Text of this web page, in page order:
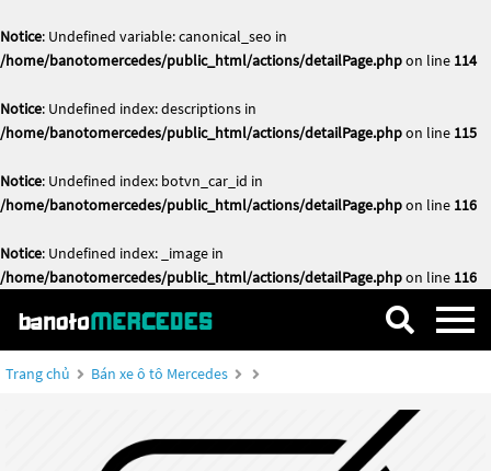
Notice: Undefined variable: canonical_seo in
/home/banotomercedes/public_html/actions/detailPage.phpon line 114
Notice: Undefined index: descriptions in
/home/banotomercedes/public_html/actions/detailPage.phpon line 115
Notice: Undefined index: botvn_car_id in
/home/banotomercedes/public_html/actions/detailPage.phpon line 116
Notice: Undefined index: _image in
/home/banotomercedes/public_html/actions/detailPage.phpon line 116
Trang chủ Bán xe ô tô Mercedes